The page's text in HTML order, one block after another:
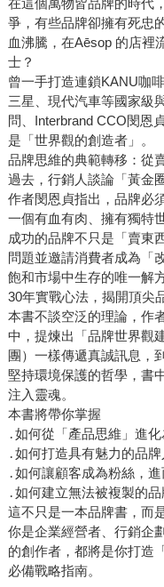
在這個萬物皆品牌的時代
爭，有些品牌卻擁有死忠
血沸騰，在Aēsop 的店裡
士？
曾一手打造連鎖KANU咖
三星、現代汽車等國家級
問、Interbrand CCO閔恩
是「世界觀的創造者」。
品牌思維的典範轉移：從
過去，行銷人談論「黃金
作者閔恩貞指出，品牌必
一個有血有肉、擁有獨特
成功的品牌不只是「賣東
問題並邀請消費者成為「
飽和市場中生存的唯一解方
30年實戰心法，揭開頂尖
本書不談空泛的理論，作
中，提煉出「品牌世界觀
團）一樣傳遞真誠訊息，
堅持環境保護的哲學，書
注入靈魂。
本書將帶你掌握
․如何從「產品思維」進化
․如何打造具有魅力的品牌
․如何讓顧客成為粉絲，進
․如何建立無法被複製的
這不只是一本品牌書，而
你是企業經營者、行銷企
的創作者，都將是你打造
必備戰略指南。